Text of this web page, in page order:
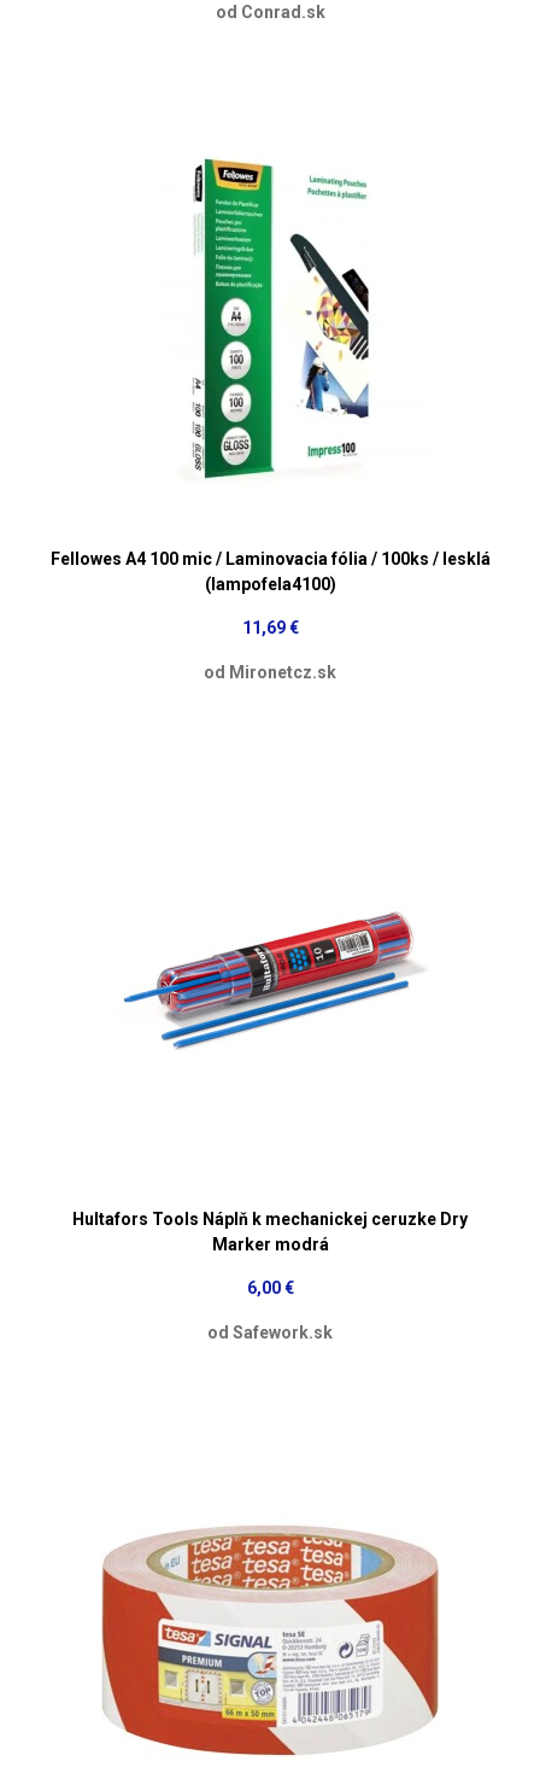
od Conrad.sk
Fellowes A4 100 mic / Laminovacia fólia / 100ks / lesklá
(lampofela4100)
11,69 €
od Mironetcz.sk
Hultafors Tools Náplň k mechanickej ceruzke Dry
Marker modrá
6,00 €
od Safework.sk